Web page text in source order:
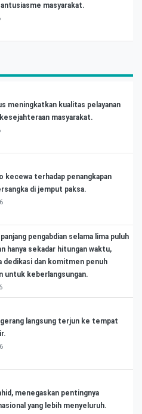
antusiasme masyarakat.
meningkatkan kualitas pelayanan
masyarakat.
kecewa terhadap penangkapan
di jemput paksa.
pengabdian selama lima puluh
hanya sekadar hitungan waktu,
dedikasi dan komitmen penuh
untuk keberlangsungan.
langsung terjun ke tempat
menegaskan pentingnya
yang lebih menyeluruh.